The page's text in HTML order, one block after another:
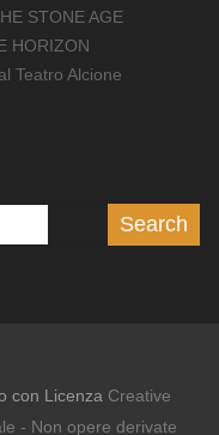
STONE AGE
HORIZON
Teatro Alcione
con Licenza Creative
- Non opere derivate